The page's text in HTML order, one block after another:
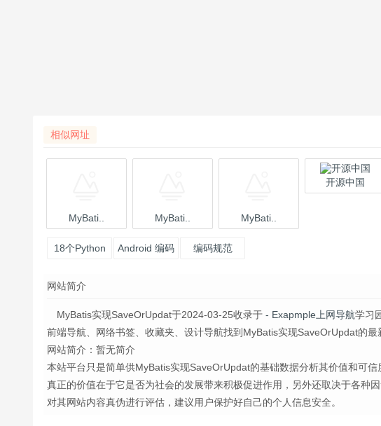
相似网址
MyBati.. MyBati.. MyBati..
开源中国
18个Python
例（已开
源）
Android 编码
编码规范
网站简介
MyBatis实现SaveOrUpdat于2024-03-25收录于 - Exapmple上网导航学习
前端导航、网络书签、收藏夹、设计导航找到MyBatis实现SaveOrUpdat的最
网站简介：暂无简介
本站平台只是简单供MyBatis实现SaveOrUpdat的基础数据分析其价值和可
真正的价值在于它是否为社会的发展带来积极促进作用，另外还取决于各种
对其网站内容真伪进行评估，建议用户保护好自己的个人信息安全。